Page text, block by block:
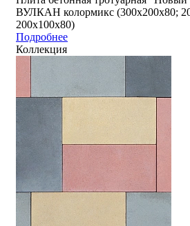
ВУЛКАН колормикс (300х200х80;
200х100х80)
Подробнее
Коллекция